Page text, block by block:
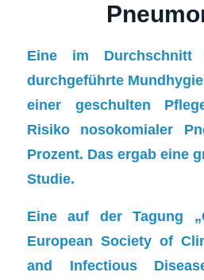
Eine im
durchgeführte
einer geschulten
Risiko nosokomialer
Prozent. Das ergab eine
Studie.
Eine auf der Tagung
European Society of
and Infectious